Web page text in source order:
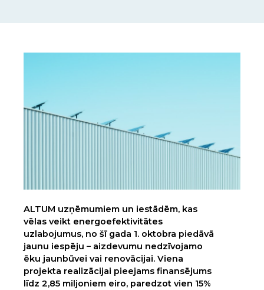
ALTUM uzņēmumiem un iestādēm, kas
vēlas veikt energoefektivitātes
uzlabojumus, no šī gada 1. oktobra piedāvā
jaunu iespēju – aizdevumu nedzīvojamo
ēku jaunbūvei vai renovācijai. Viena
projekta realizācijai pieejams finansējums
līdz 2,85 miljoniem eiro, paredzot vien 15%